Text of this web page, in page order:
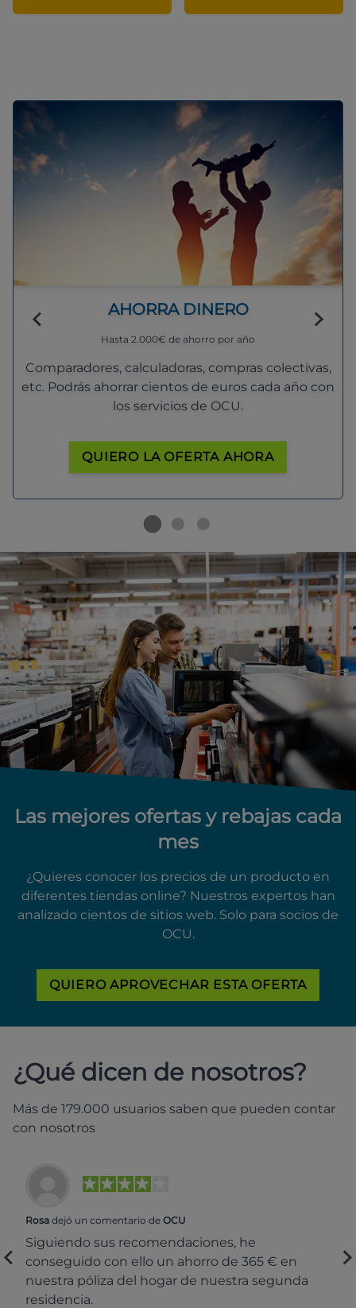
AHORRA DINERO
Hasta 2.000€ de ahorro por año
Comparadores, calculadoras, compras colectivas,
etc. Podrás ahorrar cientos de euros cada año con
los servicios de OCU.
QUIERO LA OFERTA AHORA
Las mejores ofertas y rebajas cada
mes
¿Quieres conocer los precios de un producto en
diferentes tiendas online? Nuestros expertos han
analizado cientos de sitios web. Solo para socios de
OCU.
QUIERO APROVECHAR ESTA OFERTA
¿Qué dicen de nosotros?
Más de 179.000 usuarios saben que pueden contar
con nosotros
Rosa dejó un comentario de OCU
Siguiendo sus recomendaciones, he
conseguido con ello un ahorro de 365 € en
nuestra póliza del hogar de nuestra segunda
residencia.